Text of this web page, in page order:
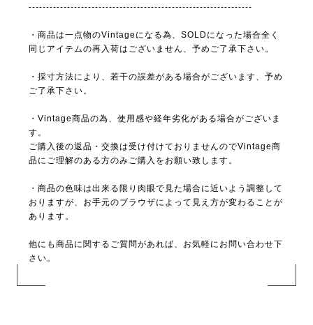
----------------------------------------------------------------
・商品は一点物のVintageになる為、SOLDになった場合全く
同じアイテムの再入荷はございません、予めご了承下さい。
・採寸方法により、若干の誤差がある場合がございます、予め
ご了承下さい。
・Vintage商品の為、使用感や経年劣化がある場合がございま
す。
ご購入後の返品・交換は受け付けておりませんのでVintage商
品にご理解のある方のみご購入をお願い致します。
・商品の色味は出来る限り肉眼で見た場合に近いよう調整して
おりますが、お手元のブラウザによって見え方が変わることが
あります。
他にも商品に関するご質問があれば、お気軽にお問い合わせ下
さい。